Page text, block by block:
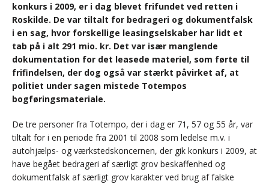
konkurs i 2009, er i dag blevet frifundet ved retten i
Roskilde. De var tiltalt for bedrageri og dokumentfalsk
i en sag, hvor forskellige leasingselskaber har lidt et
tab på i alt 291 mio. kr. Det var især manglende
dokumentation for det leasede materiel, som førte til
frifindelsen, der dog også var stærkt påvirket af, at
politiet under sagen mistede Totempos
bogføringsmateriale.
De tre personer fra Totempo, der i dag er 71, 57 og 55 år, var
tiltalt for i en periode fra 2001 til 2008 som ledelse m.v. i
autohjælps- og værkstedskoncernen, der gik konkurs i 2009, at
have begået bedrageri af særligt grov beskaffenhed og
dokumentfalsk af særligt grov karakter ved brug af falske